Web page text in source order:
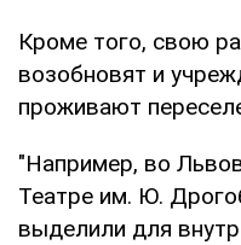
Кроме того, свою
возобновят и
проживают
"Например, во
Театре им. Ю.
выделили для